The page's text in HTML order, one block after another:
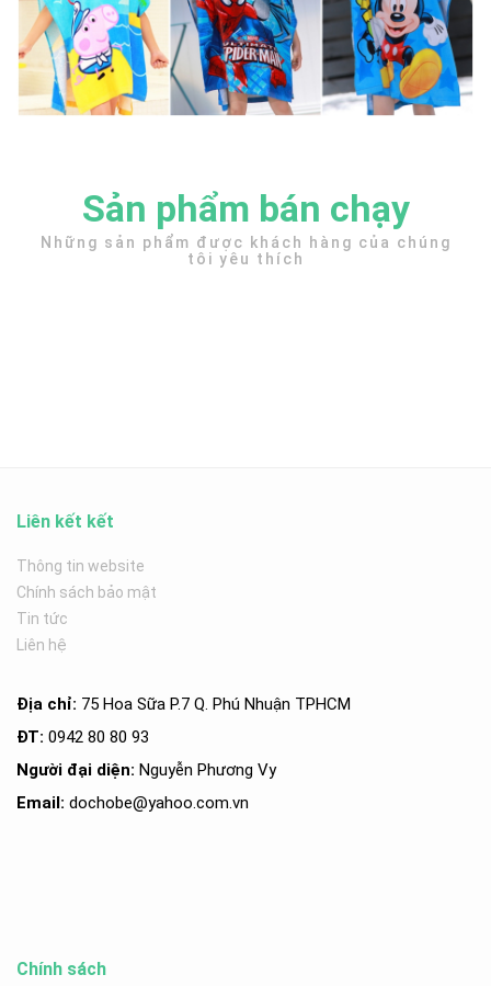
Sản phẩm bán chạy
Những sản phẩm được khách hàng của chúng
tôi yêu thích
Liên kết kết
Thông tin website
Chính sách bảo mật
Tin tức
Liên hệ
Địa chỉ: 75 Hoa Sữa P.7 Q. Phú Nhuận TPHCM
ĐT: 0942 80 80 93
Người đại diện: Nguyễn Phương Vy
Email: dochobe@yahoo.com.vn
Chính sách